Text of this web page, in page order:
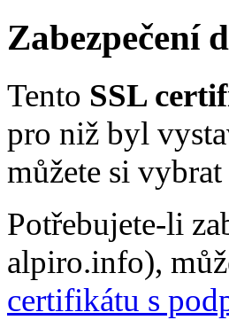
Zabezpečení
Tento SSL
pro niž byl
můžete si
Potřebujete-li
alpiro.info),
certifikátu s